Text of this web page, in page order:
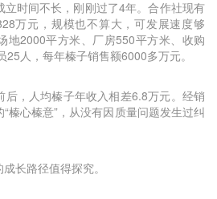
时间不长，刚刚过了4年。合作社现有
万元，规模也不算大，可发展速度够
地2000平方米、厂房550平方米、收购
人，每年榛子销售额6000多万元。
，人均榛子年收入相差6.8万元。经销
榛心榛意”，从没有因质量问题发生过纠
长路径值得探究。